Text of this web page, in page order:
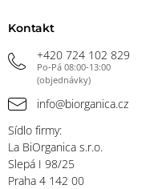
Kontakt
+420 724 102 829
Po-Pá 08:00-13:00
(objednávky)
info@biorganica.cz
Sídlo firmy:
La BiOrganica s.r.o.
Slepá I 98/25
Praha 4 142 00